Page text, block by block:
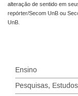
alteração de sentido em
repórter/Secom UnB ou
UnB.
Ensino
Pesquisas,